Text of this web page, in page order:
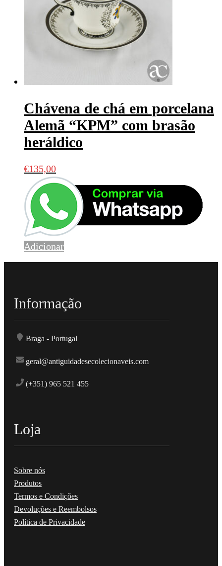
Chávena de chá em porcelana
Alemã “KPM” com brasão
heráldico
€135,00
Adicionar
Informação
Braga - Portugal
geral@antiguidadesecolecionaveis.com
(+351) 965 521 455
Loja
Sobre nós
Produtos
Termos e Condições
Devoluções e Reembolsos
Política de Privacidade